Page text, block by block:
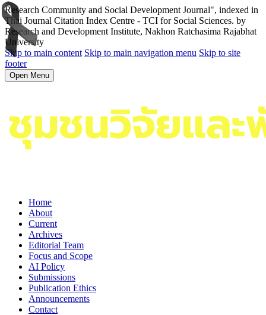
Research Community and Social Development Journal", indexed in
Thai Journal Citation Index Centre - TCI for Social Sciences. by
Research and Development Institute, Nakhon Ratchasima Rajabhat
University
Skip to main content Skip to main navigation menu Skip to site
footer
Open Menu
Home
About
Current
Archives
Editorial Team
Focus and Scope
AI Policy
Submissions
Publication Ethics
Announcements
Contact